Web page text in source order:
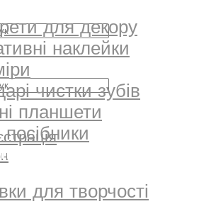
для декору
наклейки
чистки зубів
планшети
матеріал
для творчості